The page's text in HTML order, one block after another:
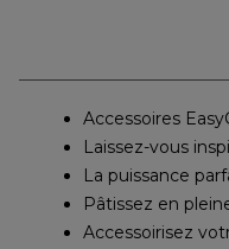
Accessoires
Laissez-vous
La puissance
Pâtissez en
Accessoirisez